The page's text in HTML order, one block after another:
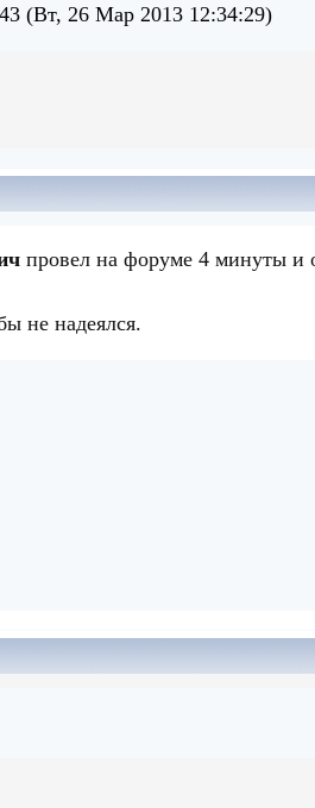
(Вт, 26 Мар 2013 12:34:29)
провел на форуме 4 минуты и
не надеялся.